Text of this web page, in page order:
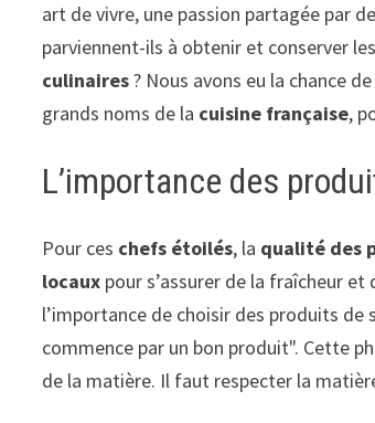
art de vivre, une passion partagée par
parviennent-ils à obtenir et conserver
culinaires? Nous avons eu la chance
grands noms de la cuisine française,
L’importance des
Pour ces chefs étoilés, la qualité des
locaux pour s’assurer de la fraîcheur
l’importance de choisir des produits de
commence par un bon produit". Cette
de la matière. Il faut respecter la